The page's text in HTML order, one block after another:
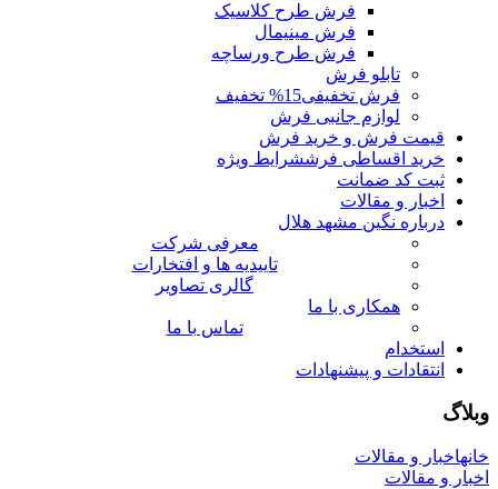
فرش طرح کلاسیک
فرش مینیمال
فرش طرح ورساچه
تابلو فرش
فرش تخفیفی15% تخفیف
لوازم جانبی فرش
قیمت فرش و خرید فرش
خرید اقساطی فرششرایط ویژه
ثبت کد ضمانت
اخبار و مقالات
درباره نگین مشهد هلال
معرفی شرکت
تاییدیه ها و افتخارات
گالری تصاویر
همکاری با ما
تماس با ما
استخدام
انتقادات و پیشنهادات
وبلاگ
خانهاخبار و مقالات
اخبار و مقالات